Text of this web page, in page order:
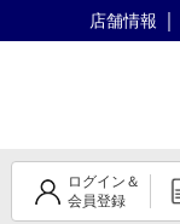
店舗情報
ログイン＆
会員登録